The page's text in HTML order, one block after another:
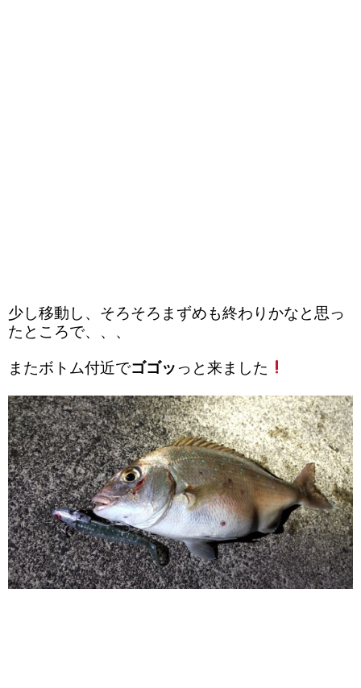
少し移動し、そろそろまずめも終わりかなと思っ
たところで、、、
またボトム付近でゴゴッ っと来ました